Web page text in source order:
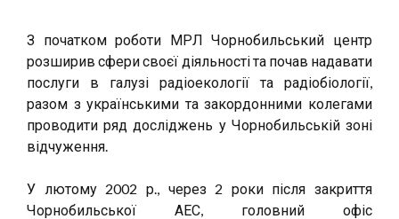
З початком роботи МРЛ Чорнобильський центр
розширив сфери своєї діяльності та почав надавати
послуги в галузі радіоекології та радіобіології,
разом з українськими та закордонними колегами
проводити ряд досліджень у Чорнобильській зоні
відчуження.
У лютому 2002 р., через 2 роки після закриття
Чорнобильської АЕС, головний офіс